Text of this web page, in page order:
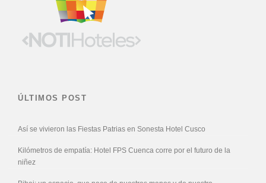
ÚLTIMOS POST
Así se vivieron las Fiestas Patrias en Sonesta Hotel Cusco
Kilómetros de empatía: Hotel FPS Cuenca corre por el futuro de la
niñez